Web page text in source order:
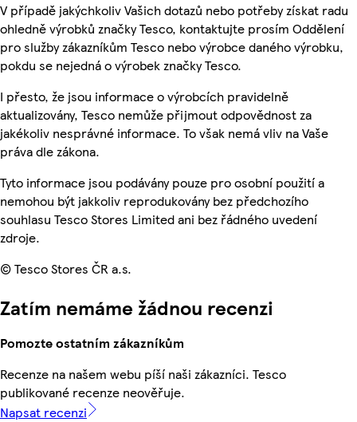
V případě jakýchkoliv Vašich dotazů nebo potřeby získat radu
ohledně výrobků značky Tesco, kontaktujte prosím Oddělení
pro služby zákazníkům Tesco nebo výrobce daného výrobku,
pokdu se nejedná o výrobek značky Tesco.
I přesto, že jsou informace o výrobcích pravidelně
aktualizovány, Tesco nemůže přijmout odpovědnost za
jakékoliv nesprávné informace. To však nemá vliv na Vaše
práva dle zákona.
Tyto informace jsou podávány pouze pro osobní použití a
nemohou být jakkoliv reprodukovány bez předchozího
souhlasu Tesco Stores Limited ani bez řádného uvedení
zdroje.
© Tesco Stores ČR a.s.
Zatím nemáme žádnou recenzi
Pomozte ostatním zákazníkům
Recenze na našem webu píší naši zákazníci. Tesco
publikované recenze neověřuje.
Napsat recenzi